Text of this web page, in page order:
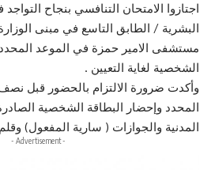
اجتازوا الامتحان التنافسي بنجاح
البشرية / الطابق التاسع في مبنى
مستشفى الامير حمزة في الموعد المحدد
الشخصية لغاية التعيين .
وأكدت ضرورة الالتزام بالحضور قبل
المحدد وإحضار البطاقة الشخصية
المدنية والجوازات ( سارية المفعول)
- Advertisement -